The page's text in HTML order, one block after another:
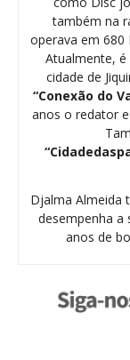
também na
operava em 680
Atualmente,
cidade de
“Conexão do
anos o redator
Djalma Almeida
desempenha a
anos de